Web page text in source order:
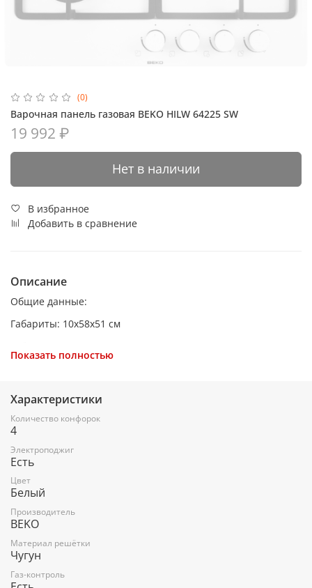
(0)
Варочная панель газовая BEKO HILW 64225 SW
19 992 ₽
Нет в наличии
В избранное
Добавить в сравнение
Описание
Общие данные:
Габариты: 10х58х51 см
Мощность конфорок:
Передняя левая: 3600 Вт WOK
Задняя левая: 2000 Вт
Передняя правая: 1000 Вт
Газ-контроль
Электроподжиг
Показать полностью
Характеристики
Количество конфорок
4
Электроподжиг
Есть
Цвет
Белый
Производитель
BEKO
Материал решётки
Чугун
Газ-контроль